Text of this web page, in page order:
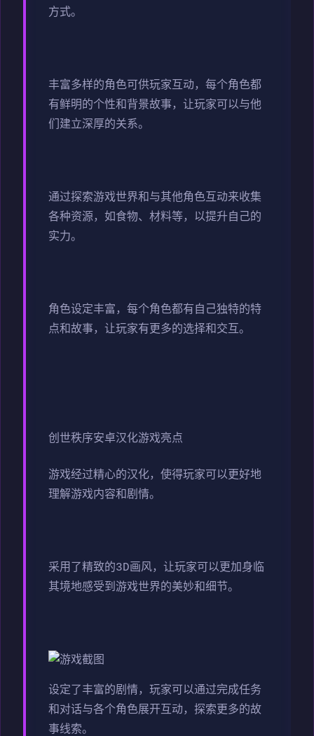
方式。
丰富多样的角色可供玩家互动，每个角色都
有鲜明的个性和背景故事，让玩家可以与他
们建立深厚的关系。
通过探索游戏世界和与其他角色互动来收集
各种资源，如食物、材料等，以提升自己的
实力。
角色设定丰富，每个角色都有自己独特的特
点和故事，让玩家有更多的选择和交互。
创世秩序安卓汉化游戏亮点
游戏经过精心的汉化，使得玩家可以更好地
理解游戏内容和剧情。
采用了精致的3D画风，让玩家可以更加身临
其境地感受到游戏世界的美妙和细节。
设定了丰富的剧情，玩家可以通过完成任务
和对话与各个角色展开互动，探索更多的故
事线索。